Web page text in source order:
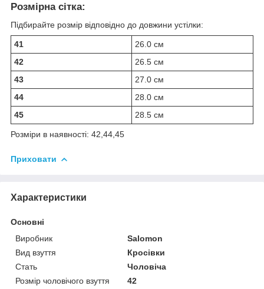
Розмірна сітка:
Підбирайте розмір відповідно до довжини устілки:
41
26.0 см
42
26.5 см
43
27.0 см
44
28.0 см
45
28.5 см
Розміри в наявності: 42,44,45
Приховати
Характеристики
Основні
Виробник
Salomon
Вид взуття
Кросівки
Стать
Чоловіча
Розмір чоловічого взуття
42